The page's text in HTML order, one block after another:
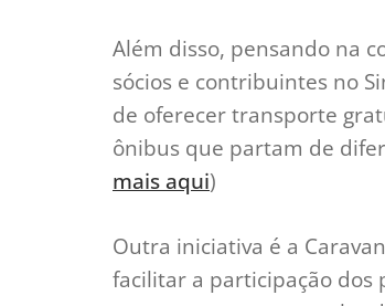
Além disso, pensando na
sócios e contribuintes no
de oferecer transporte
ônibus que partam de
mais aqui)
Outra iniciativa é a
facilitar a participação dos